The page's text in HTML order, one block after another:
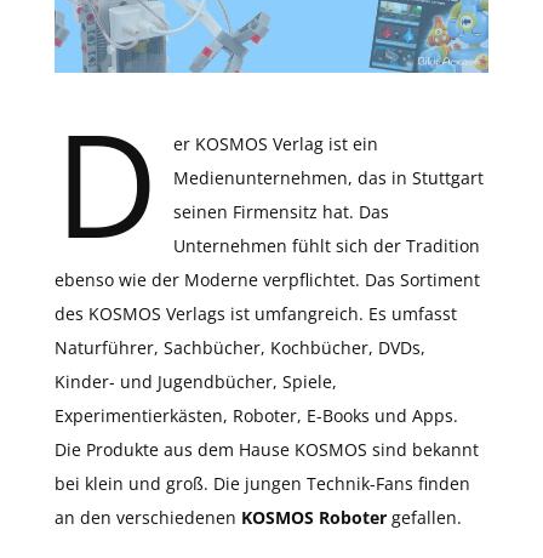
D
er KOSMOS Verlag ist ein
Medienunternehmen, das in Stuttgart
seinen Firmensitz hat. Das
Unternehmen fühlt sich der Tradition
ebenso wie der Moderne verpflichtet. Das Sortiment
des KOSMOS Verlags ist umfangreich. Es umfasst
Naturführer, Sachbücher, Kochbücher, DVDs,
Kinder- und Jugendbücher, Spiele,
Experimentierkästen, Roboter, E-Books und Apps.
Die Produkte aus dem Hause KOSMOS sind bekannt
bei klein und groß. Die jungen Technik-Fans finden
an den verschiedenen KOSMOS Roboter gefallen.